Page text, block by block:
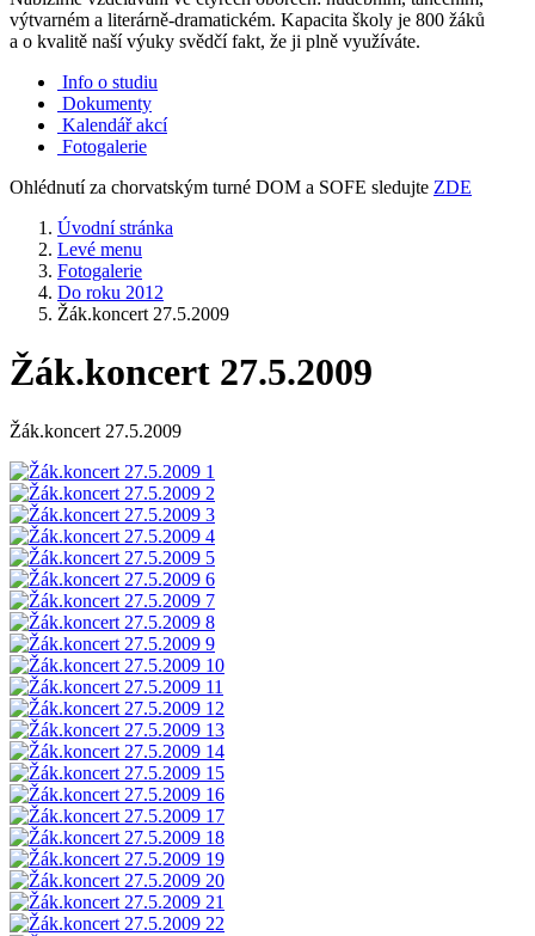
výtvarném a literárně-dramatickém. Kapacita školy je 800 žáků
a o kvalitě naší výuky svědčí fakt, že ji plně využíváte.
Info o studiu
Dokumenty
Kalendář akcí
Fotogalerie
Ohlédnutí za chorvatským turné DOM a SOFE sledujte ZDE
Úvodní stránka
Levé menu
Fotogalerie
Do roku 2012
Žák.koncert 27.5.2009
Žák.koncert 27.5.2009
Žák.koncert 27.5.2009